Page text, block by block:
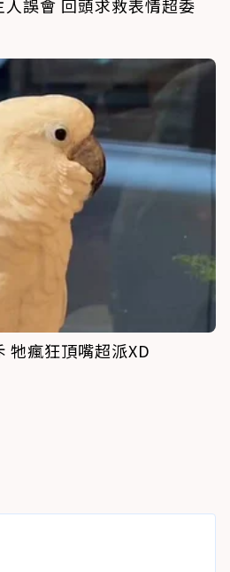
誤會 回頭求救表情超委
牠瘋狂頂嘴超派XD